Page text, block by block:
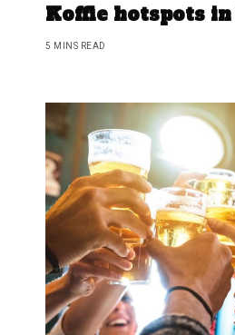
Koffie hotspots
5 MINS READ